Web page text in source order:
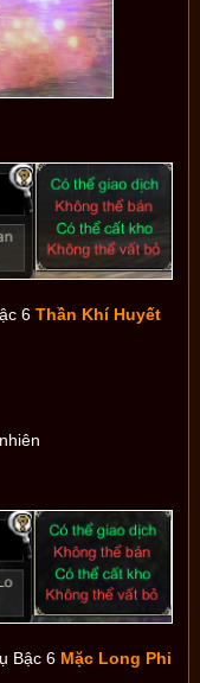
6Thần Khí Huyết
Bậc 6 Mặc Long Phi